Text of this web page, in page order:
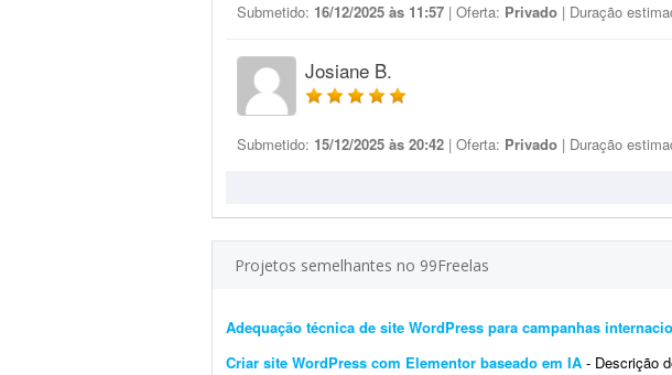
Submetido: 16/12/2025 às 11:57 | Oferta: Privado | Duração
Josiane B.
Submetido: 15/12/2025 às 20:42 | Oferta: Privado | Duração
Projetos semelhantes no 99Freelas
Adequação técnica de site WordPress para campanhas
Criar site WordPress com Elementor baseado em IA - Descrição do